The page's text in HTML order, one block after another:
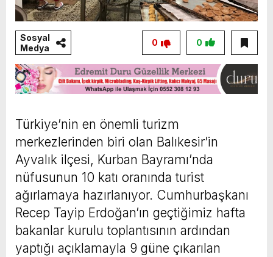
Sosyal
Medya
0
0
Türkiye’nin en önemli turizm
merkezlerinden biri olan Balıkesir’in
Ayvalık ilçesi, Kurban Bayramı’nda
nüfusunun 10 katı oranında turist
ağırlamaya hazırlanıyor. Cumhurbaşkanı
Recep Tayip Erdoğan’ın geçtiğimiz hafta
bakanlar kurulu toplantısının ardından
yaptığı açıklamayla 9 güne çıkarılan